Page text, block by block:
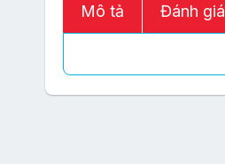
Mô tả Đánh giá